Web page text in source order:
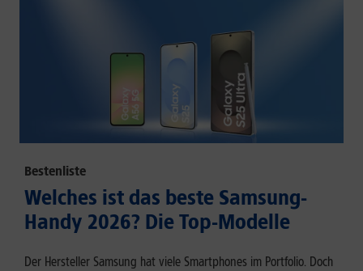
Bestenliste
Welches ist das beste Samsung-
Handy 2026? Die Top-Modelle
Der Hersteller Samsung hat viele Smartphones im Portfolio. Doch